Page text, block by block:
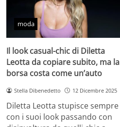
moda
Il look casual-chic di Diletta
Leotta da copiare subito, ma la
borsa costa come un’auto
Stella Dibenedetto 12 Dicembre 2025
Diletta Leotta stupisce sempre
con i suoi look passando con